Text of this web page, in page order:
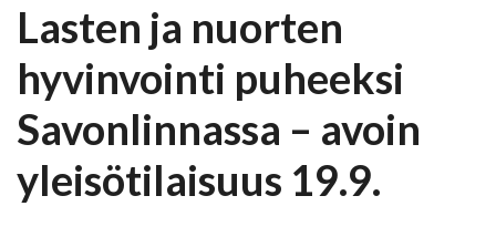
Lasten ja nuorten
hyvinvointi puheeksi
Savonlinnassa – avoin
yleisötilaisuus 19.9.